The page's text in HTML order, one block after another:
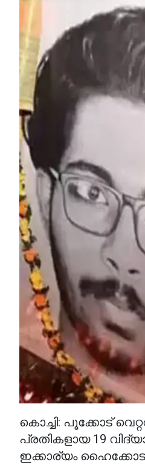
കൊച്ചി: പൂക്കോട്
പ്രതികളായ 19
ഇക്കാര്യം